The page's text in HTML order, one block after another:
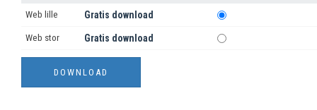
Web lille Gratis download
Web stor Gratis download